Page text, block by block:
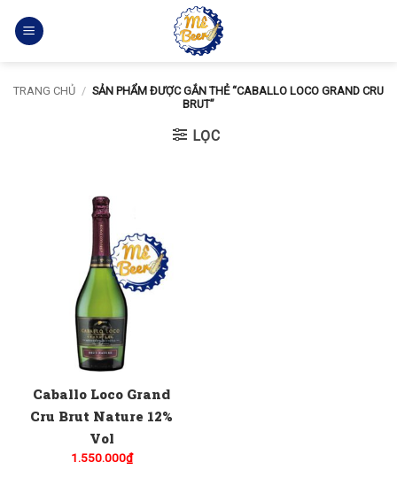
qua
TRANG CHỦ / SẢN PHẨM ĐƯỢC GẮN THẺ “CABALLO LOCO GRAND CRU
BRUT”
LỌC
Caballo Loco Grand
Cru Brut Nature 12%
Vol
1.550.000₫